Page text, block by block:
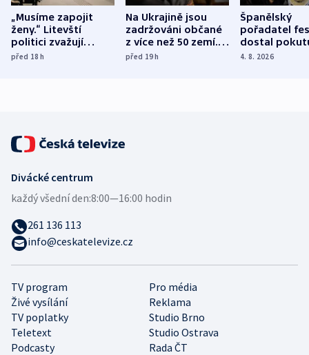
„Musíme zapojit
ženy.“ Litevští
politici zvažují
dohodu o
před 18h
Na Ukrajině jsou
zadržováni občané
z více než 50 zemí.
Bojovali na straně
před 19h
Španělský
pořadatel
dostal
nekalé
4. 8. 2026
TV program
Pro média
Živé vysílání
Reklama
TV poplatky
Studio Brno
Teletext
Studio Ostrava
Podcasty
Rada ČT
Divácké centrum
každý všední den:8:00—16:00 hodin
261 136 113
info@ceskatelevize.cz